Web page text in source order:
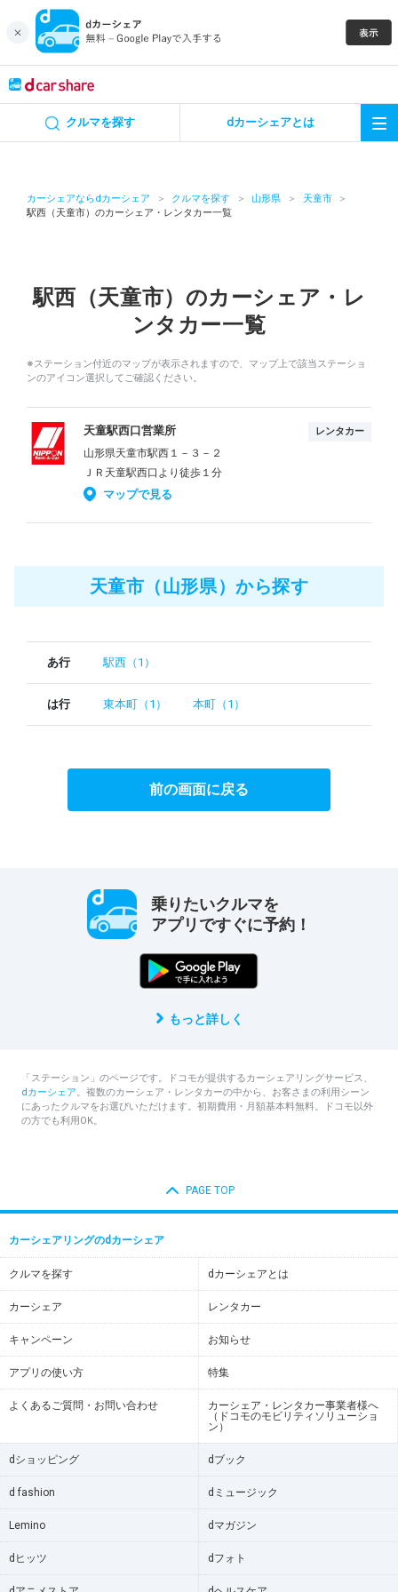
クルマを探す dカーシェアとは
カーシェアならdカーシェア クルマを探す 山形県
天童市
駅西（天童市）のカーシェア・レンタカー一覧
駅西（天童市）のカーシェア・レ
ンタカー一覧
※ステーション付近のマップが表示されますので、マップ上で該当ステーショ
ンのアイコン選択してご確認ください。
天童駅西口営業所 レンタカー
山形県天童市駅西１－３－２
ＪＲ天童駅西口より徒歩１分
マップで見る
天童市（山形県）から探す
あ行 駅西（1）
は行 東本町（1） 本町（1）
前の画面に戻る
乗りたいクルマを
アプリですぐに予約！
もっと詳しく
「ステーション」のページです。ドコモが提供するカーシェアリングサービス、
dカーシェア。複数のカーシェア・レンタカーの中から、お客さまの利用シーン
にあったクルマをお選びいただけます。初期費用・月額基本料無料。ドコモ以外
の方でも利用OK。
PAGE TOP
カーシェアリングのdカーシェア
クルマを探す dカーシェアとは
カーシェア レンタカー
キャンペーン お知らせ
アプリの使い方 特集
よくあるご質問・お問い合わせ
カーシェア・レンタカー事業者様へ
（ドコモのモビリティソリューショ
ン）
dショッピング dブック
d fashion dミュージック
Lemino dマガジン
dヒッツ dフォト
カーシェア
特集
アプリの使い方